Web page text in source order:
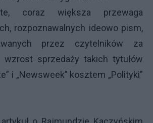
coraz większa przewaga
rozpoznawalnych ideowo pism,
przez czytelników za
wzrost sprzedaży takich tytułów
i „Newsweek” kosztem „Polityki”